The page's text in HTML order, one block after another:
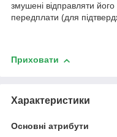
змушені відправляти його
передплати (для
Приховати
Характеристики
Основні атрибути